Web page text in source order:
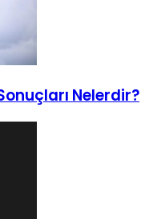
Nelerdir?